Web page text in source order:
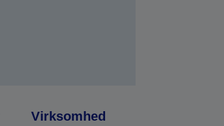
Virksomhed